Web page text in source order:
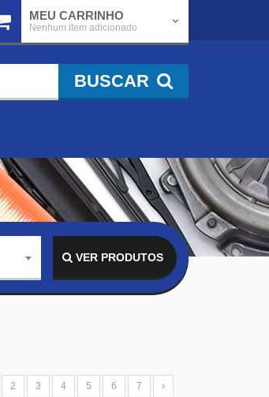
MEU CARRINHO
Nenhum item adicionado
BUSCAR
VER PRODUTOS
2 3 4 5 6 7